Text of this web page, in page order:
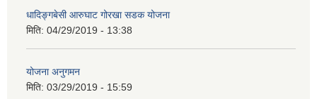
धादिङ्गबेसी आरुघाट गोरखा सडक योजना
मिति: 04/29/2019 - 13:38
योजना अनुगमन
मिति: 03/29/2019 - 15:59